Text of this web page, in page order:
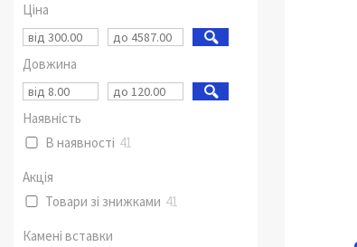
Ціна
Довжина
Наявність
В наявності 41
Акція
Товари зі знижками 41
Камені вставки